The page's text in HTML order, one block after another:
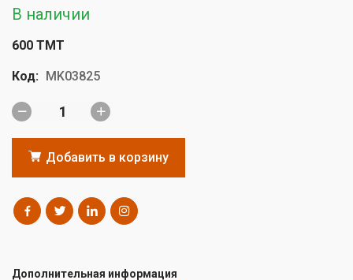
В наличии
600 TMT
Код: MK03825
Добавить в корзину
Дополнительная информация